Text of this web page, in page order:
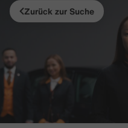
Zurück zur Suche